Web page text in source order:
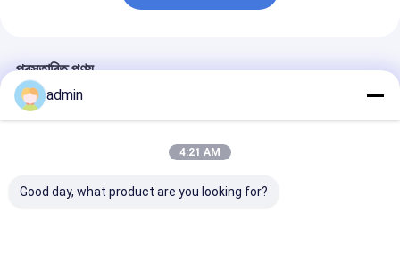
প্রস্তাবিত পণ্য
admin
4:21 AM
Good day, what product are you looking for?